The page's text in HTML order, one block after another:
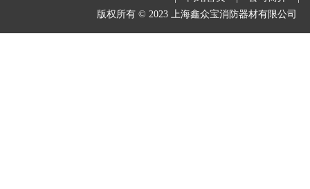
版权所有 © 2023 上海鑫众宝消防器材有限公